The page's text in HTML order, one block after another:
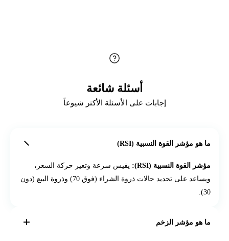
أسئلة شائعة
إجابات على الأسئلة الأكثر شيوعاً
ما هو مؤشر القوة النسبية (RSI)
مؤشر القوة النسبية (RSI):
يقيس سرعة وتغير حركة السعر،
ويساعد على تحديد حالات ذروة الشراء (فوق 70) وذروة البيع (دون
30).
ما هو مؤشر الزخم